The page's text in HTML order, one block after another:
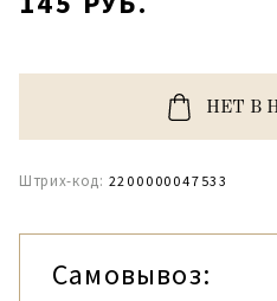
НЕТ В
Штрих-код: 2200000047533
Самовывоз: